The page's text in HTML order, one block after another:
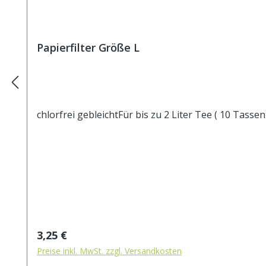
Papierfilter Größe L
chlorfrei gebleichtFür bis zu 2 Liter Tee ( 10 Tassen
Regulärer Preis:
3,25 €
Preise inkl. MwSt. zzgl. Versandkosten